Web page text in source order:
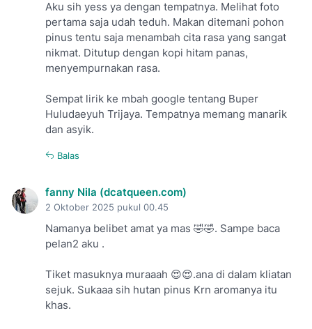
Aku sih yess ya dengan tempatnya. Melihat foto
pertama saja udah teduh. Makan ditemani pohon
pinus tentu saja menambah cita rasa yang sangat
nikmat. Ditutup dengan kopi hitam panas,
menyempurnakan rasa.
Sempat lirik ke mbah google tentang Buper
Huludaeyuh Trijaya. Tempatnya memang manarik
dan asyik.
Balas
fanny Nila (dcatqueen.com)
2 Oktober 2025 pukul 00.45
Namanya belibet amat ya mas 🤣🤣. Sampe baca
pelan2 aku .
Tiket masuknya muraaah 😍😍.ana di dalam kliatan
sejuk. Sukaaa sih hutan pinus Krn aromanya itu
khas.